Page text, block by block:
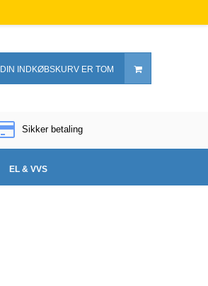
DIN INDKØBSKURV ER TOM
Sikker betaling
EL & VVS